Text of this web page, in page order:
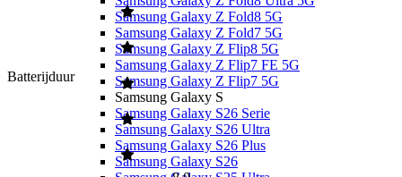
Samsung Galaxy Z Fold8 5G
Samsung Galaxy Z Fold7 5G
Samsung Galaxy Z Flip8 5G
Samsung Galaxy Z Flip7 FE 5G
Samsung Galaxy Z Flip7 5G
Samsung Galaxy S
Samsung Galaxy S26 Serie
Samsung Galaxy S26 Ultra
Samsung Galaxy S26 Plus
Samsung Galaxy S26
Batterijduur